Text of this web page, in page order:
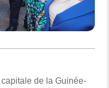
de la Guinée-